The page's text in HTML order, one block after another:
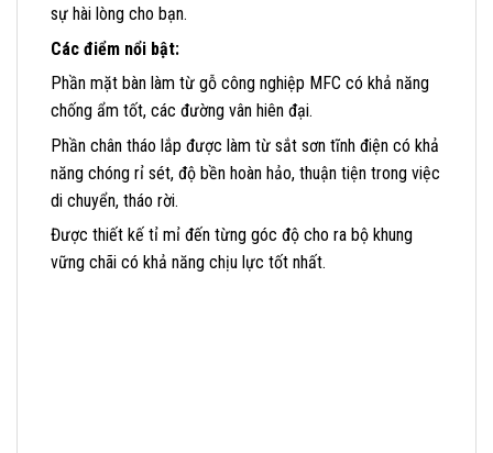
sự hài lòng cho bạn.
Các điểm nổi bật:
Phần mặt bàn làm từ gỗ công nghiệp MFC có khả năng
chống ẩm tốt, các đường vân hiên đại.
Phần chân tháo lắp được làm từ sắt sơn tĩnh điện có khả
năng chóng rỉ sét, độ bền hoàn hảo, thuận tiện trong việc
di chuyển, tháo rời.
Được thiết kế tỉ mỉ đến từng góc độ cho ra bộ khung
vững chãi có khả năng chịu lực tốt nhất.